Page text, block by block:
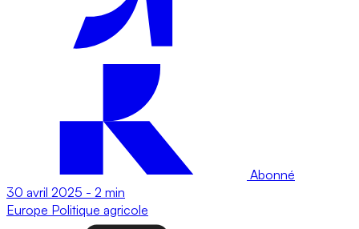
Abonné
30 avril 2025 - 2 min
Europe Politique agricole